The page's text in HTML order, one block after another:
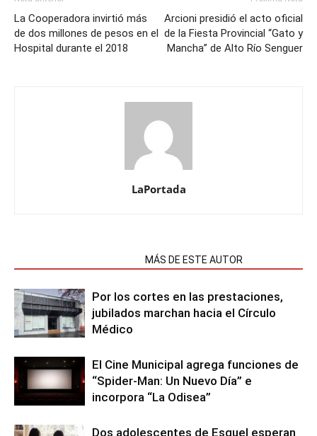
La Cooperadora invirtió más
de dos millones de pesos en el
Hospital durante el 2018
Arcioni presidió el acto oficial
de la Fiesta Provincial “Gato y
Mancha” de Alto Río Senguer
LaPortada
MÁS DE ESTE AUTOR
Por los cortes en las prestaciones,
jubilados marchan hacia el Círculo
Médico
El Cine Municipal agrega funciones de
“Spider-Man: Un Nuevo Día” e
incorpora “La Odisea”
Dos adolescentes de Esquel esperan